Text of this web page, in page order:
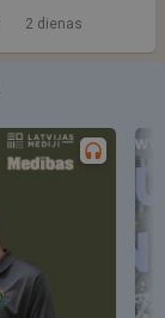
2 dienas